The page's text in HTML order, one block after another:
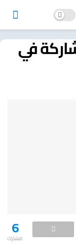
في
6
مشارك